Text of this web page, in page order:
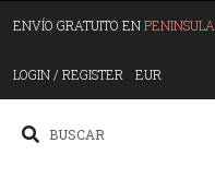
ENVÍO GRATUITO ENPENINSULA
LOGIN / REGISTER EUR